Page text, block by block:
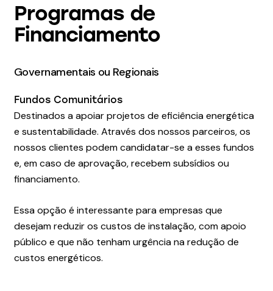
Programas de
Financiamento
Governamentais ou Regionais
Fundos Comunitários
Destinados a apoiar projetos de eficiência energética
e sustentabilidade. Através dos nossos parceiros, os
nossos clientes podem candidatar-se a esses fundos
e, em caso de aprovação, recebem subsídios ou
financiamento.
Essa opção é interessante para empresas que
desejam reduzir os custos de instalação, com apoio
público e que não tenham urgência na redução de
custos energéticos.